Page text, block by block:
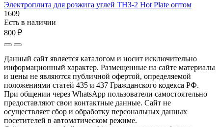
Электроплита для розжига углей ТНЗ-2 Hot Plate оптом
1609
Есть в наличии
800 ₽
Данный сайт является каталогом и носит исключительно
информационный характер. Размещенные на сайте материалы
и цены не являются публичной офертой, определяемой
положениями статей 435 и 437 Гражданского кодекса РФ.
При общении через WhatsApp пользователи самостоятельно
предоставляют свои контактные данные. Сайт не
осуществляет сбор и обработку персональных данных
посетителей в автоматическом режиме.